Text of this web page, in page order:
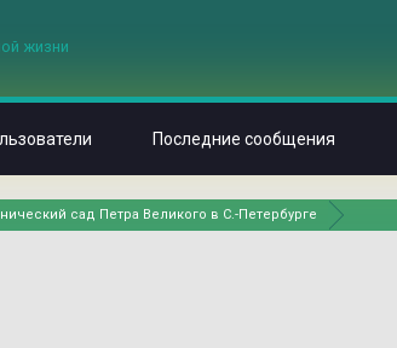
сад Петра Великого в С.-Петербурге
Последние сообщения